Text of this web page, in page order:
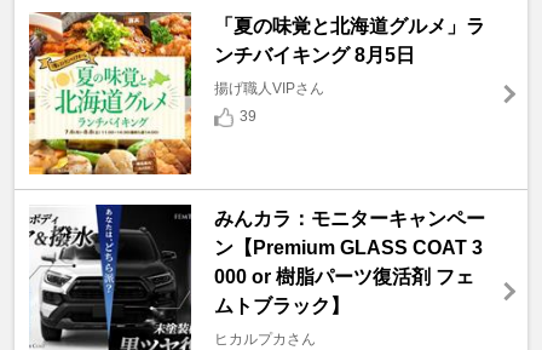
「夏の味覚と北海道グルメ」ラ
ンチバイキング 8月5日
揚げ職人VIPさん
39
みんカラ：モニターキャンペー
ン【Premium GLASS COAT 3
000 or 樹脂パーツ復活剤 フェ
ムトブラック】
ヒカルプカさん